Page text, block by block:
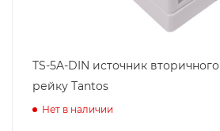
TS-5A-DIN источник
рейку Tantos
Нет в наличии